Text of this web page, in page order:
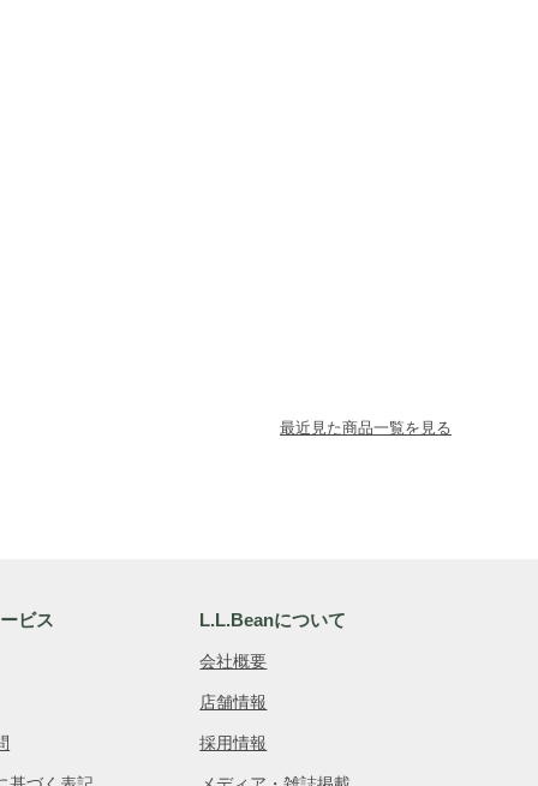
最近見た商品一覧を見る
ビス L.L.Beanについて
会社概要
店舗情報
採用情報